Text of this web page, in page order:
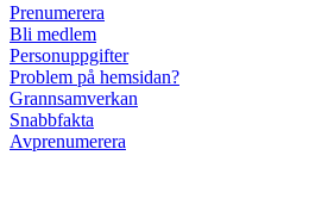
Prenumerera
Bli medlem
Personuppgifter
Problem på hemsidan?
Grannsamverkan
Snabbfakta
Avprenumerera